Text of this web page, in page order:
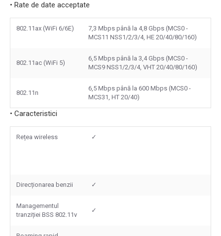
• Rate de date acceptate
802.11ax (WiFi 6/6E)
7,3 Mbps până la 4,8 Gbps (MCS0 -
MCS11 NSS1/2/3/4, HE 20/40/80/160)
802.11ac (WiFi 5)
6,5 Mbps până la 3,4 Gbps (MCS0 -
MCS9 NSS1/2/3/4, VHT 20/40/80/160)
802.11n
6,5 Mbps până la 600 Mbps (MCS0 -
MCS31, HT 20/40)
• Caracteristici
Rețea wireless ✓
Direcționarea benzii ✓
Managementul
tranziției BSS 802.11v
✓